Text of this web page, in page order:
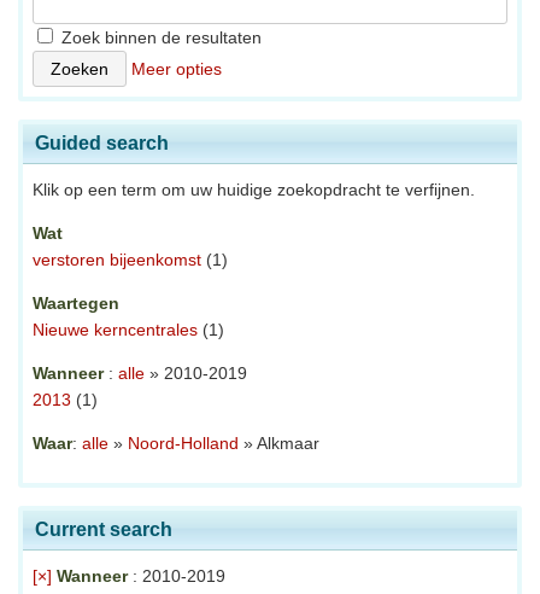
Zoek binnen de resultaten
Meer opties
Guided search
Klik op een term om uw huidige zoekopdracht te verfijnen.
Wat
verstoren bijeenkomst (1)
Waartegen
Nieuwe kerncentrales (1)
Wanneer : alle » 2010-2019
2013 (1)
Waar: alle » Noord-Holland » Alkmaar
Current search
[×] Wanneer : 2010-2019